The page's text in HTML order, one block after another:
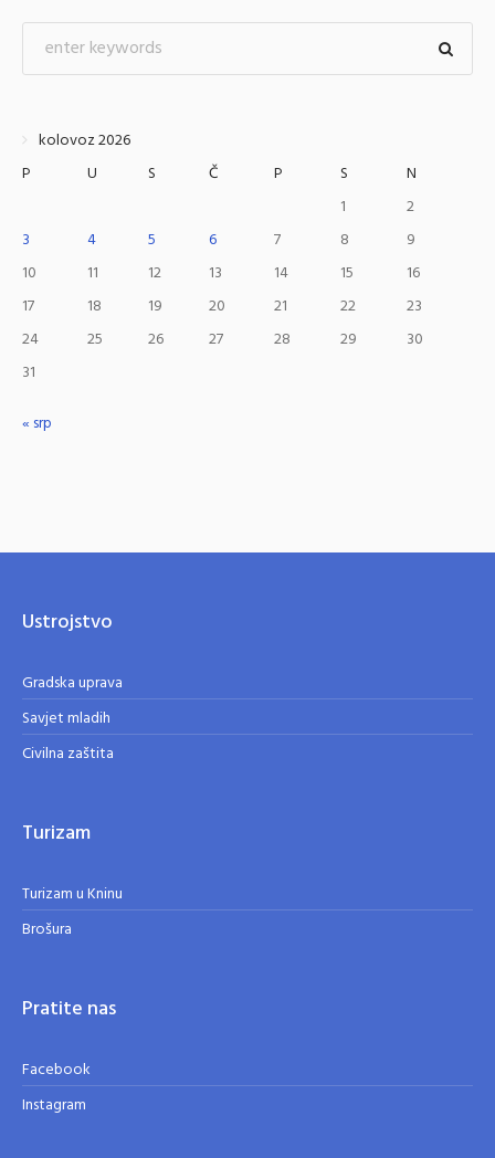
kolovoz 2026
P
U S Č P S
N
1
2
3
4 5 6 7 8
9
10
11 12 13 14 15
16
17
18 19 20 21 22
23
24
25 26 27 28 29
30
31
« srp
Ustrojstvo
Gradska uprava
Savjet mladih
Civilna zaštita
Turizam
Turizam u Kninu
Brošura
Pratite nas
Facebook
Instagram